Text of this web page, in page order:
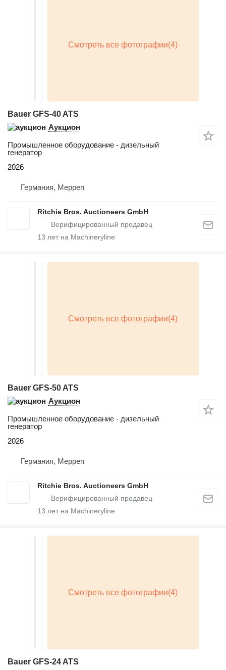
Bauer GFS-40 ATS
Аукцион
Промышленное оборудование - дизельный
генератор
2026
Германия, Meppen
Ritchie Bros. Auctioneers GmbH
13 лет на Machineryline
Bauer GFS-50 ATS
Аукцион
Промышленное оборудование - дизельный
генератор
2026
Германия, Meppen
Ritchie Bros. Auctioneers GmbH
13 лет на Machineryline
Bauer GFS-24 ATS